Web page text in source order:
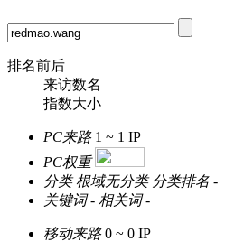
排名前后
来访数名
指数大小
PC来路 1 ~ 1 IP
PC权重
分类 根域无分类 分类排名 -
关键词 - 相关词 -
移动来路 0 ~ 0 IP